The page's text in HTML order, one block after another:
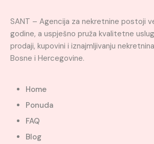
SANT – Agencija za nekretnine postoji
godine, a uspješno pruža kvalitetne
prodaji, kupovini i iznajmljivanju
Bosne i Hercegovine.
Home
Ponuda
FAQ
Blog